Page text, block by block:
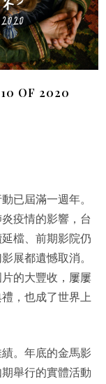
OF 2020
已屆滿一週年。
疫情的影響，台
檔、前期影院仍
展都遺憾取消。
的大豐收，屢屢
，也成了世界上
。年底的金馬影
舉行的實體活動